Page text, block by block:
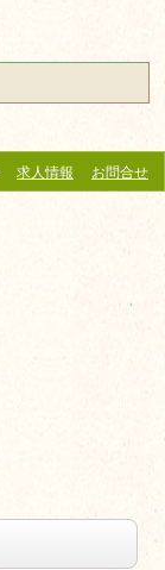
求人情報 お問合せ